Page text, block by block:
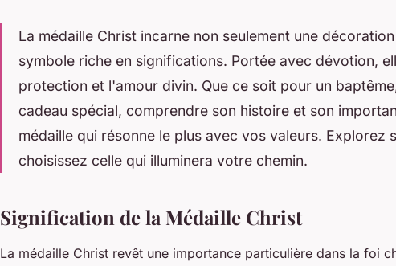
La médaille Christ incarne non seulement une
symbole riche en significations. Portée avec dévotion,
protection et l'amour divin. Que ce soit pour un
cadeau spécial, comprendre son histoire et son
médaille qui résonne le plus avec vos valeurs. Explorez
choisissez celle qui illuminera votre chemin.
Signification de la Médaille Christ
La médaille Christ revêt une importance particulière dans la foi